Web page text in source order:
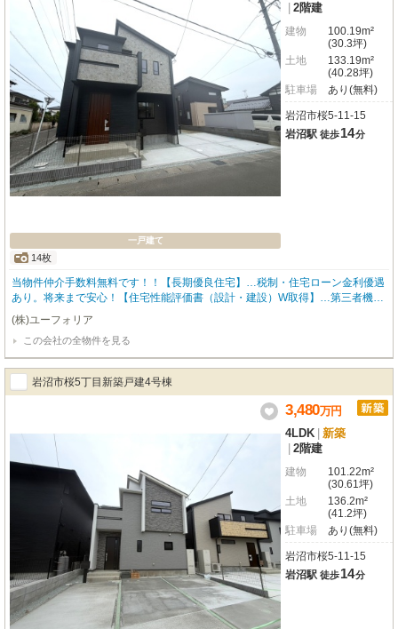
一戸建て
14枚
2階建
建物
100.19m²
(30.3坪)
土地
133.19m²
(40.28坪)
駐車場
あり(無料)
岩沼市桜5-11-15
岩沼駅 徒歩14分
当物件仲介手数料無料です！！【長期優良住宅】…税制・住宅ローン金利優遇
あり。将来まで安心！【住宅性能評価書（設計・建設）W取得】…第三者機関
が品質をしっかり確認【耐震等級3＋制震ダンパー】…繰り返す地震にも強い
「安心・安全」の構造【断熱等性能等級5／一次エネ等級6】…ZEH水準の快
適・省エネ住宅【グッドデザイン賞＆キッズデザイン賞】…見た目と機能を両
立した先進住宅【ＢＥＬＳ評価書】・・・・国が認めた省エネ住宅。賢く快適
な省エネ生活を実現
(株)ユーフォリア
この会社の全物件を見る
岩沼市桜5丁目新築戸建4号棟
3,480万円
4LDK 新築
2階建
建物
101.22m²
(30.61坪)
土地
136.2m²
(41.2坪)
駐車場
あり(無料)
岩沼市桜5-11-15
岩沼駅 徒歩14分